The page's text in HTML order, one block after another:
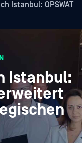
Istanbul: OPSWAT
Istanbul: